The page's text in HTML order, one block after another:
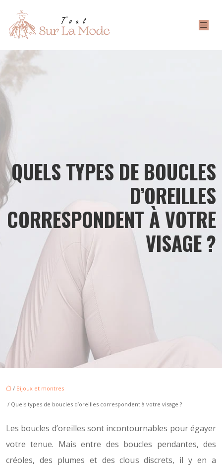
QUELS TYPES DE BOUCLES
D’OREILLES
CORRESPONDENT À VOTRE
VISAGE ?
/ Bijoux et montres
/ Quels types de boucles d’oreilles correspondent à votre visage ?
Les boucles d’oreilles sont incontournables pour égayer
votre tenue. Mais entre des boucles pendantes, des
créoles, des plumes et des clous discrets, il y en a